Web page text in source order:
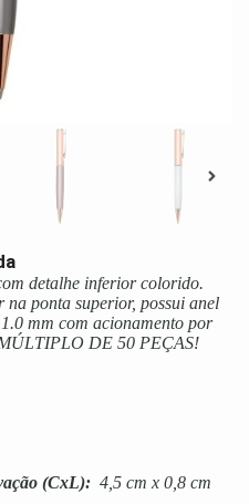
detalhe inferior colorido.
ponta superior, possui anel
mm com acionamento por
DE 50 PEÇAS!
(CxL): 4,5 cm x 0,8 cm